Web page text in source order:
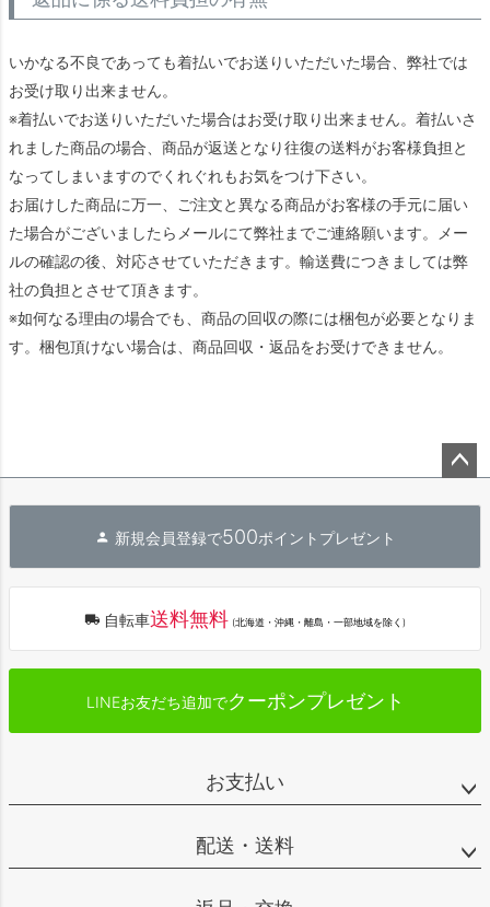
いかなる不良であっても着払いでお送りいただいた場合、弊社では
お受け取り出来ません。
※着払いでお送りいただいた場合はお受け取り出来ません。着払いさ
れました商品の場合、商品が返送となり往復の送料がお客様負担と
なってしまいますのでくれぐれもお気をつけ下さい。
お届けした商品に万一、ご注文と異なる商品がお客様の手元に届い
た場合がございましたらメールにて弊社までご連絡願います。メー
ルの確認の後、対応させていただきます。輸送費につきましては弊
社の負担とさせて頂きます。
※如何なる理由の場合でも、商品の回収の際には梱包が必要となりま
す。梱包頂けない場合は、商品回収・返品をお受けできません。
新規会員登録で500ポイントプレゼント
自転車送料無料 (北海道・沖縄・離島・一部地域を除く)
LINEお友だち追加でクーポンプレゼント
お支払い
配送・送料